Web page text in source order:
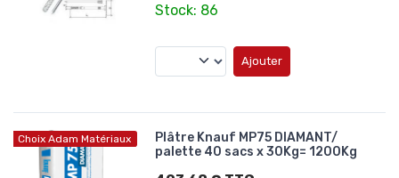
Stock: 86
Ajouter
Choix Adam Matériaux
Plâtre Knauf MP75 DIAMANT/
palette 40 sacs x 30Kg= 1200Kg